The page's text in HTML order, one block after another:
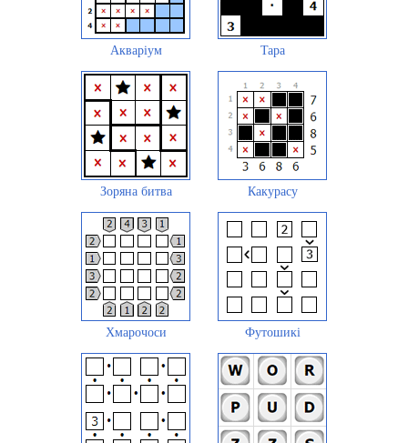
Акваріум Tapa
Зоряна битва Какурасу
Хмарочоси Футошикі